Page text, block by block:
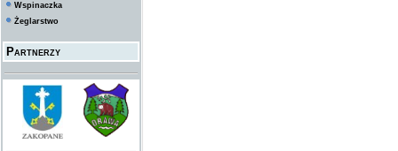
Wspinaczka
Żeglarstwo
Partnerzy